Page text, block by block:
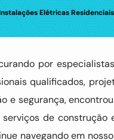
Elétricas
por
qualificados,
e segurança,
de
navegando em